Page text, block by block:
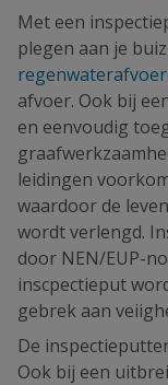
Met een
plegen aan je
afvoer. Ook bij
en eenvoudig
leidingen
waardoor de
wordt verlengd.
door NEN/EUP-
inscpectieput
gebrek aan
De
Ook bij een